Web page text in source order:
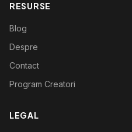
RESURSE
Blog
Despre
Contact
Program Creatori
LEGAL